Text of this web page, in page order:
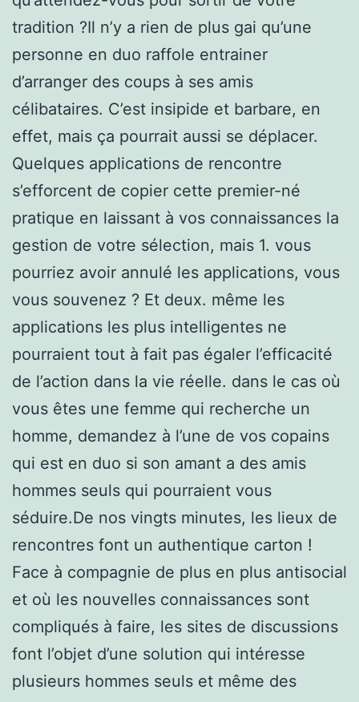
tradition ?Il n’y a rien de plus gai qu’une
personne en duo raffole entrainer
d’arranger des coups à ses amis
célibataires. C’est insipide et barbare, en
effet, mais ça pourrait aussi se déplacer.
Quelques applications de rencontre
s’efforcent de copier cette premier-né
pratique en laissant à vos connaissances la
gestion de votre sélection, mais 1. vous
pourriez avoir annulé les applications, vous
vous souvenez ? Et deux. même les
applications les plus intelligentes ne
pourraient tout à fait pas égaler l’efficacité
de l’action dans la vie réelle. dans le cas où
vous êtes une femme qui recherche un
homme, demandez à l’une de vos copains
qui est en duo si son amant a des amis
hommes seuls qui pourraient vous
séduire.De nos vingts minutes, les lieux de
rencontres font un authentique carton !
Face à compagnie de plus en plus antisocial
et où les nouvelles connaissances sont
compliqués à faire, les sites de discussions
font l’objet d’une solution qui intéresse
plusieurs hommes seuls et même des